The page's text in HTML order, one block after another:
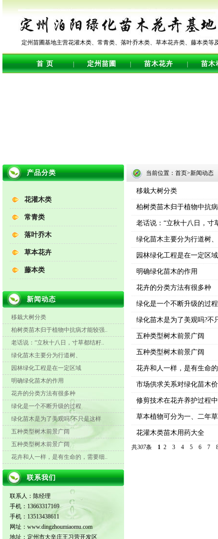
定州苗圃基地主营花灌木类、常青类、落叶乔木类、草本花卉类、藤本类等
首 页 | 定州苗圃 | 苗木花卉 | 苗木
产品分类
花灌木类
常青类
落叶乔木
草本花卉
藤本类
新闻动态
移栽大树分类
柏树类苗木归于植物中抗病才能较强..
老话说：“立秋十八日，寸草都结籽..
绿化苗木主要分为行道树、
园林绿化工程是在一定区域
明确绿化苗木的作用
花卉的分类方法有很多种
绿化是一个不断升级的过程
绿化苗木是为了美观吗?不只是这样
五种类型树木前景广阔
五种类型树木前景广阔
花卉和人一样，是有生命的，需要细..
联系我们
联系人：陈经理
手机：13663317169
手机：13513438611
网址：www.dingzhoumiaomu.com
地址：定州市大辛庄王习营开发区
当前位置：首页>新闻动态
移栽大树分类
柏树类苗木归于植物中抗
老话说：“立秋十八日，寸
绿化苗木主要分为行道树、
园林绿化工程是在一定区域
明确绿化苗木的作用
花卉的分类方法有很多种
绿化是一个不断升级的过程
绿化苗木是为了美观吗?不
五种类型树木前景广阔
五种类型树木前景广阔
花卉和人一样，是有生命
市场供求关系对绿化苗木
修剪技术在花卉养护过程
草本植物可分为一、二年
花灌木类苗木用药大全
共307条 1 2 3 4 5 6 7